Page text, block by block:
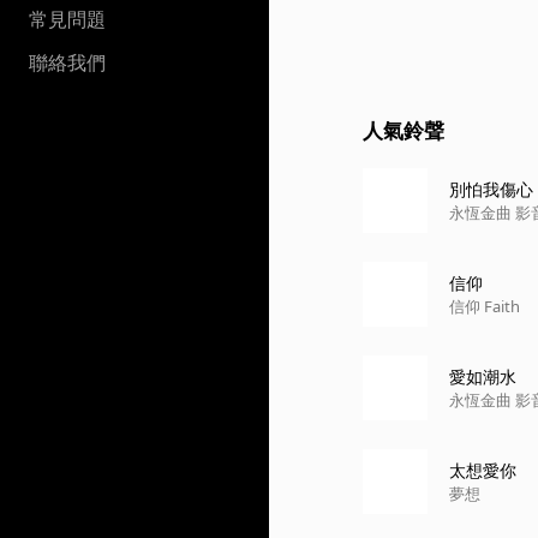
常見問題
聯絡我們
人氣鈴聲
別怕我傷心
永恆金曲 影
信仰
信仰 Faith
愛如潮水
永恆金曲 影
太想愛你
夢想